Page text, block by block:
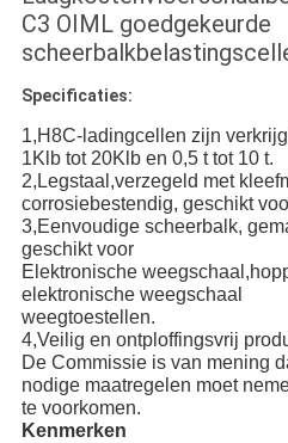
C3 OIML goedgekeurde
Specificaties:
1,H8C-ladingcellen zijn
1Klb tot 20Klb en 0,5 t tot 10 t.
2,Legstaal,verzegeld met
corrosiebestendig, geschikt
3,Eenvoudige scheerbalk,
geschikt voor
Elektronische
elektronische weegschaal
weegtoestellen.
4,Veilig en ontploffingsvrij
De Commissie is van mening
nodige maatregelen moet
te voorkomen.
Kenmerken